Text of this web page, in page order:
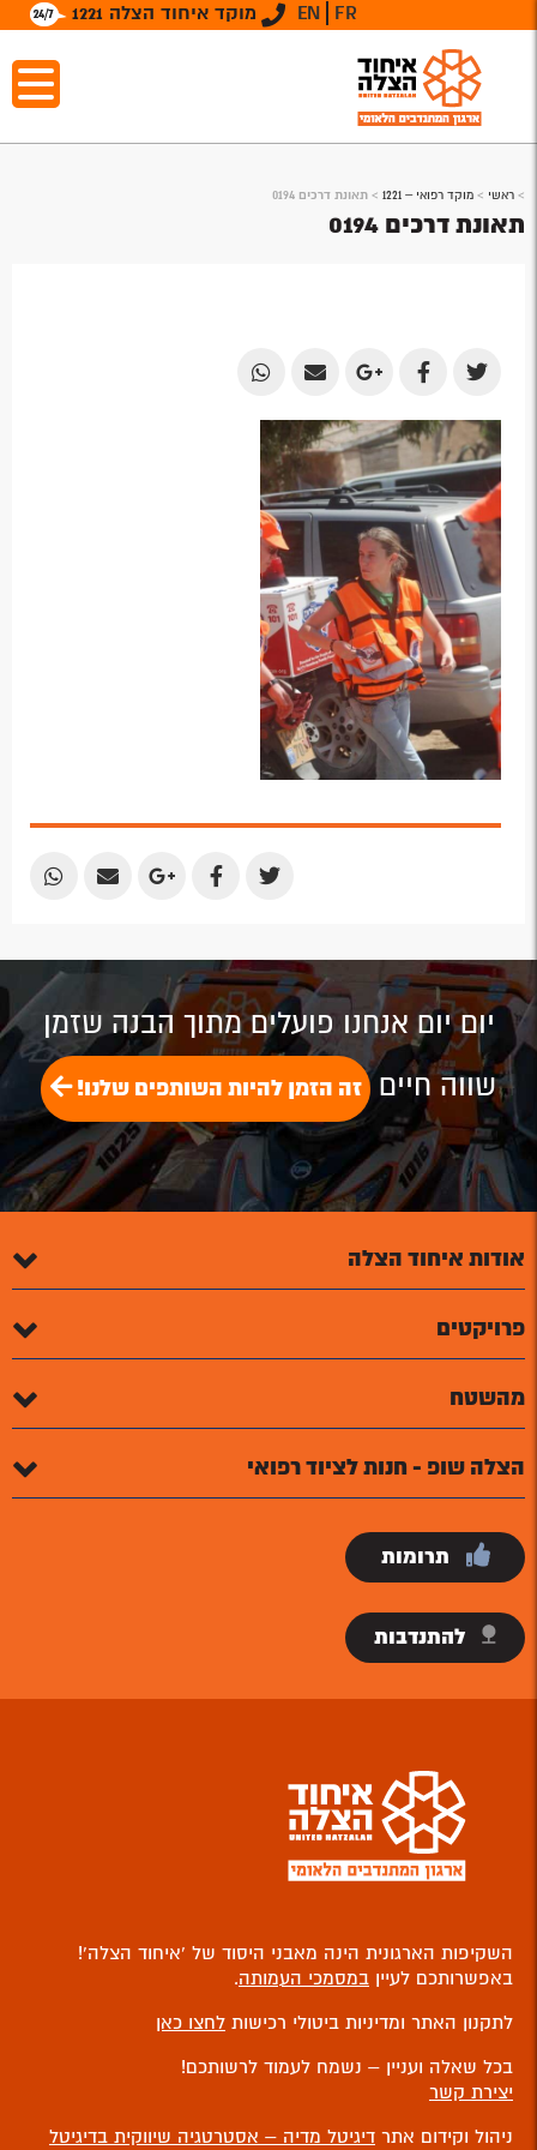
מוקד איחוד הצלה 1221 EN FR
> ראשי > מוקד רפואי – 1221 > תאונת דרכים 0194
תאונת דרכים 0194
Share
on
Twitter
Share
on
Facebook
Share
on
Google
Plus
Share
by
Email
Share
by
Email
Share
Share
Share
Share
Share
יום יום אנחנו פועלים מתוך הבנה שזמן
שווה חיים זה הזמן להיות השותפים שלנו!
אודות איחוד הצלה
פרויקטים
מהשטח
הצלה שופ - חנות לציוד רפואי
תרומות
להתנדבות
השקיפות הארגונית הינה מאבני היסוד של ‘איחוד הצלה’!
באפשרותכם לעיין במסמכי העמותה.
לתקנון האתר ומדיניות ביטולי רכישות לחצו כאן
בכל שאלה ועניין – נשמח לעמוד לרשותכם!
יצירת קשר
ניהול וקידום אתר דיגיטל מדיה – אסטרטגיה שיווקית בדיגיטל